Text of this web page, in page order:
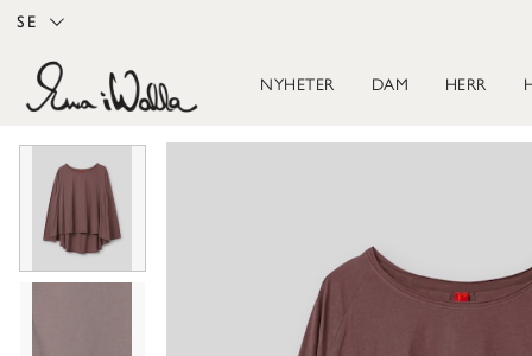
SE
NYHETER DAM HERR